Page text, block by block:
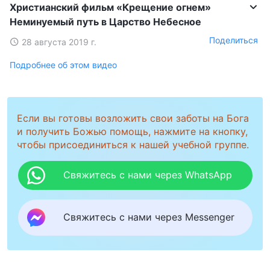
Христианский фильм «Крещение огнем»
Неминуемый путь в Царство Небесное
28 августа 2019 г. Поделиться
Подробнее об этом видео
Если вы готовы возложить свои заботы на Бога
и получить Божью помощь, нажмите на кнопку,
чтобы присоединиться к нашей учебной группе.
Свяжитесь с нами через WhatsApp
Свяжитесь с нами через Messenger